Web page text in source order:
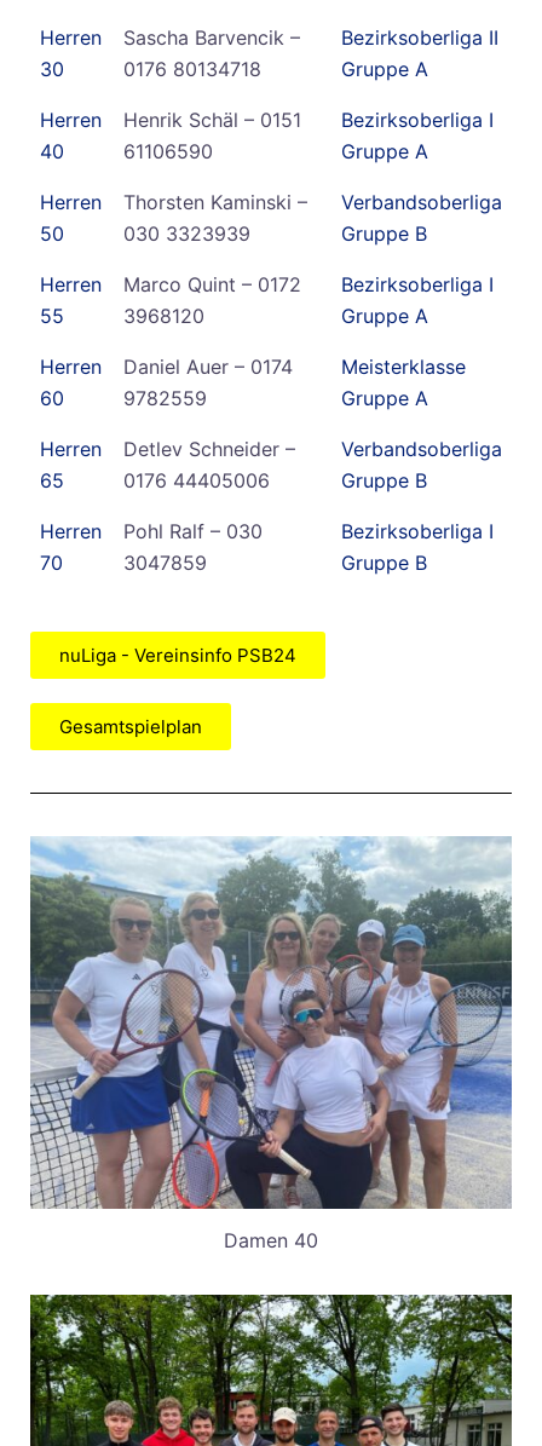
Herren
30
Sascha Barvencik –
0176 80134718
Bezirksoberliga II
Gruppe A
Herren
40
Henrik Schäl – 0151
61106590
Bezirksoberliga I
Gruppe A
Herren
50
Thorsten Kaminski –
030 3323939
Verbandsoberliga
Gruppe B
Herren
55
Marco Quint – 0172
3968120
Bezirksoberliga I
Gruppe A
Herren
60
Daniel Auer – 0174
9782559
Meisterklasse
Gruppe A
Herren
65
Detlev Schneider –
0176 44405006
Verbandsoberliga
Gruppe B
Herren
70
Pohl Ralf – 030
3047859
Bezirksoberliga I
Gruppe B
nuLiga - Vereinsinfo PSB24
Gesamtspielplan
Damen 40